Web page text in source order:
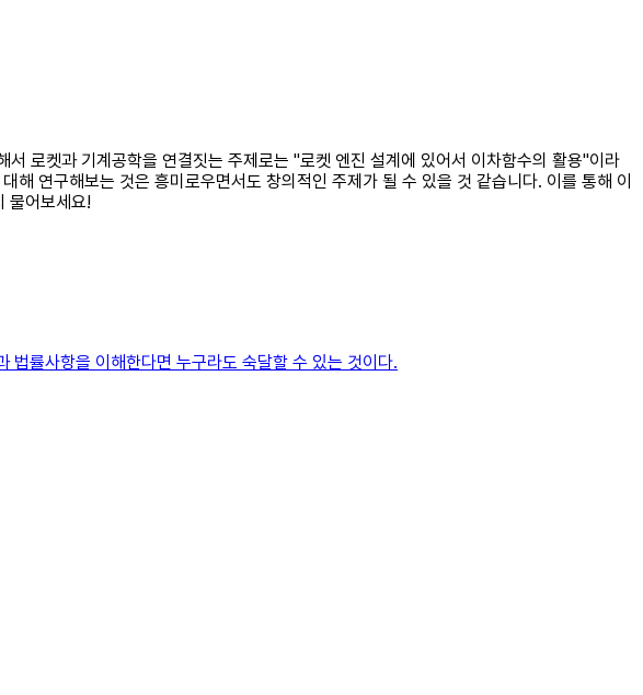
로켓과 기계공학을 연결짓는 주제로는 "로켓 엔진 설계에 있어서 이차함수의 활용"이라
연구해보는 것은 흥미로우면서도 창의적인 주제가 될 수 있을 것 같습니다. 이를 통해 이
물어보세요!
법률사항을 이해한다면 누구라도 숙달할 수 있는 것이다.